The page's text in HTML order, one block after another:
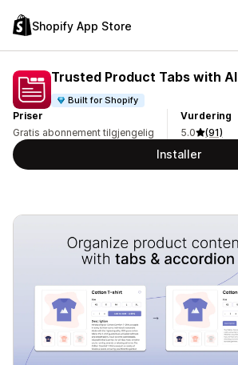
Shopify App Store
Trusted Product Tabs with AI
Built for Shopify
Priser
Gratis abonnement tilgjengelig
Vurdering
5.0
(91)
Installer